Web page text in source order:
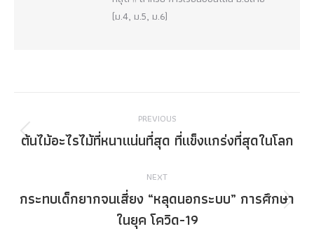
(ม.4, ม.5, ม.6)
navigation
PREVIOUS
Previous
ต้นไม้อะไรไม้ที่หนาแน่นที่สุด ที่แข็งแกร่งที่สุดในโลก
NEXT
Next
post:
กระทบเด็กยากจนเสี่ยง “หลุดนอกระบบ” การศึกษา
ในยุค โควิด-19